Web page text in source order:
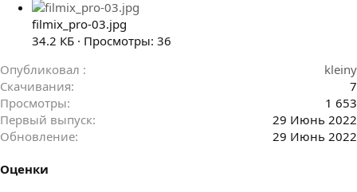
filmix_pro-03.jpg
34.2 КБ · Просмотры: 36
Опубликовал
kleiny
Скачивания
7
Просмотры
1 653
Первый выпуск
29 Июнь 2022
Обновление
29 Июнь 2022
Оценки